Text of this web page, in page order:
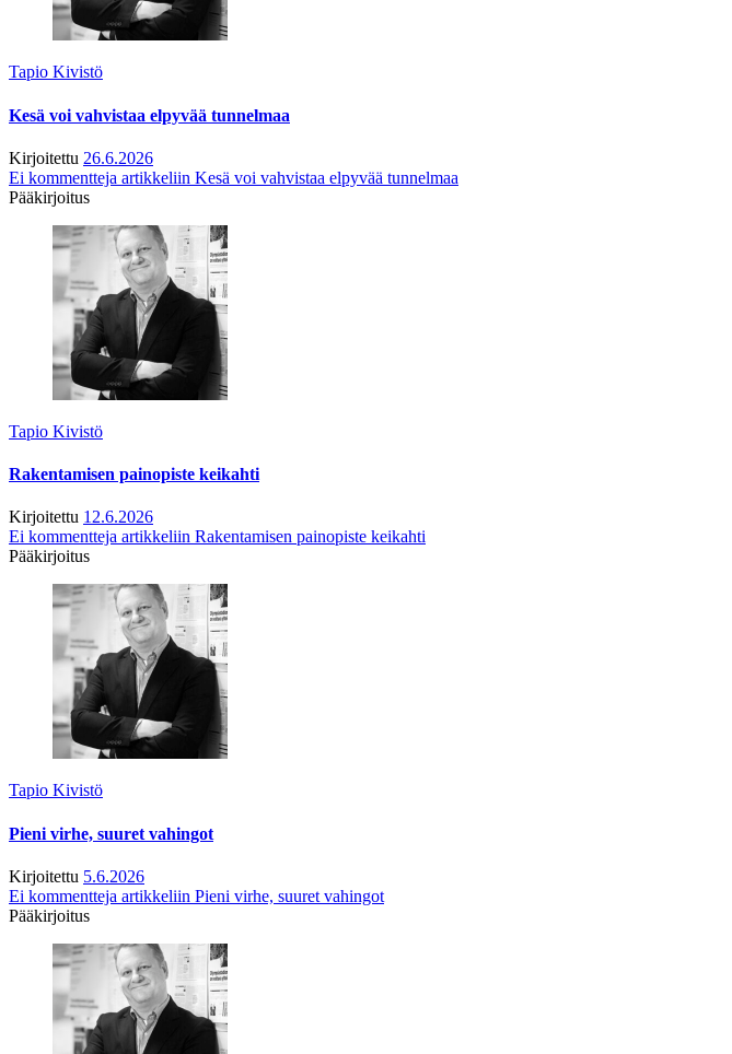
Tapio Kivistö
Kesä voi vahvistaa elpyvää tunnelmaa
Kirjoitettu 26.6.2026
Ei kommentteja artikkeliin Kesä voi vahvistaa elpyvää tunnelmaa
Pääkirjoitus
Tapio Kivistö
Rakentamisen painopiste keikahti
Kirjoitettu 12.6.2026
Ei kommentteja artikkeliin Rakentamisen painopiste keikahti
Pääkirjoitus
Tapio Kivistö
Pieni virhe, suuret vahingot
Kirjoitettu 5.6.2026
Ei kommentteja artikkeliin Pieni virhe, suuret vahingot
Pääkirjoitus